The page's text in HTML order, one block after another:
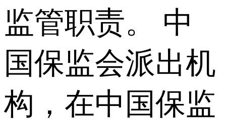
监管职责。 中
国保监会派出机
构，在中国保监